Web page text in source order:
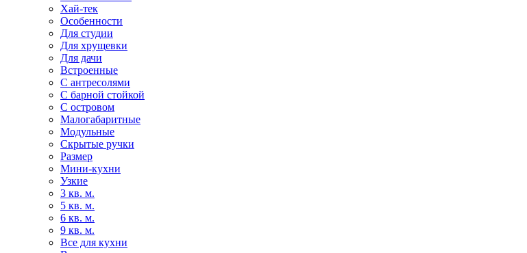
Хай-тек
Особенности
Для студии
Для хрущевки
Для дачи
Встроенные
С антресолями
С барной стойкой
С островом
Малогабаритные
Модульные
Скрытые ручки
Размер
Мини-кухни
Узкие
3 кв. м.
5 кв. м.
6 кв. м.
9 кв. м.
Все для кухни